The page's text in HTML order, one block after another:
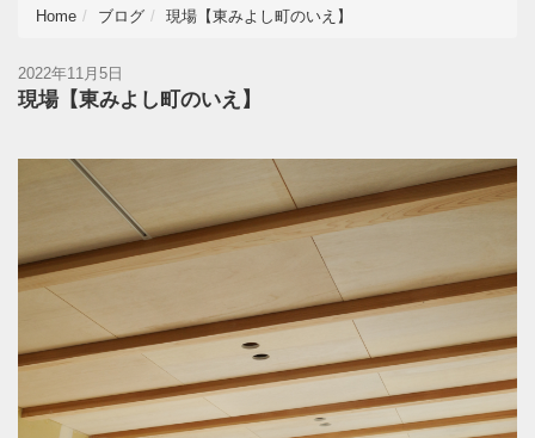
Home ブログ 現場【東みよし町のいえ】
2022年11月5日
現場【東みよし町のいえ】